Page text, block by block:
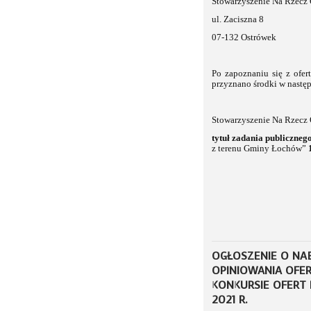
ul. Zaciszna 8
07-132 Ostrówek
Po zapoznaniu się z
przyznano środki w
Stowarzyszenie Na
tytuł zadania
z terenu Gminy Łochów”
OGŁOSZENIE O
OPINIOWANIA
KONKURSIE
2021 R.